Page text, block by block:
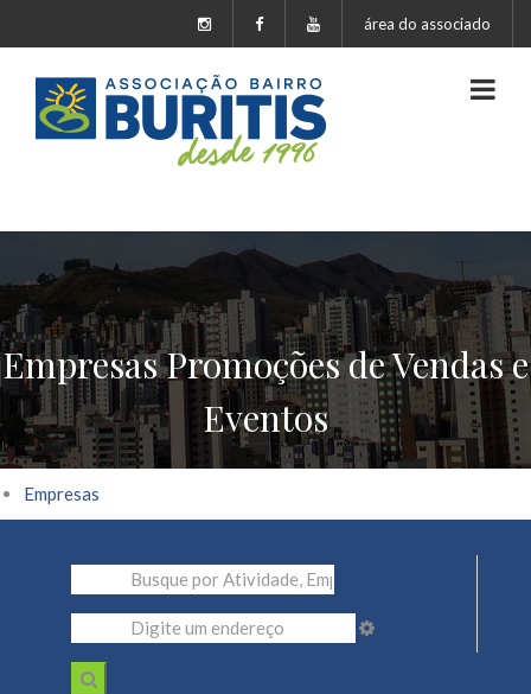
área do associado
Empresas Promoções de Vendas e
Eventos
Empresas